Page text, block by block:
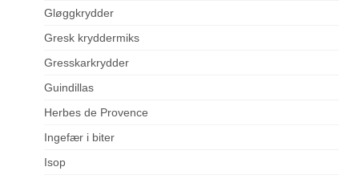
Gløggkrydder
Gresk kryddermiks
Gresskarkrydder
Guindillas
Herbes de Provence
Ingefær i biter
Isop